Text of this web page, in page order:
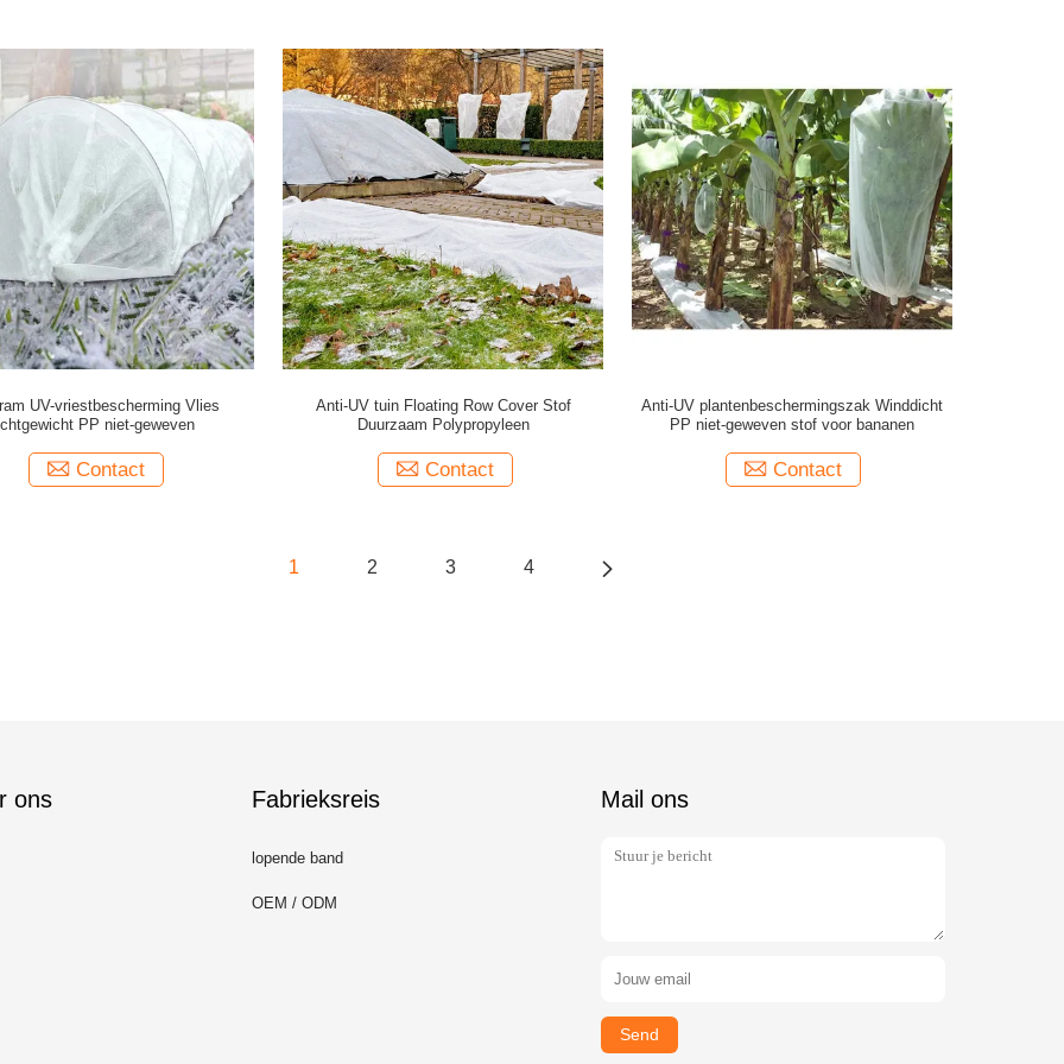
UV-vriestbescherming Vlies
PP niet-geweven
Contact
Anti-UV tuin Floating Row Cover Stof
Duurzaam Polypropyleen
Contact
Anti-UV plantenbeschermingszak Winddicht
PP niet-geweven stof voor bananen
Contact
1 2 3 4
ons Fabrieksreis
lopende band
OEM / ODM
Mail ons
Send